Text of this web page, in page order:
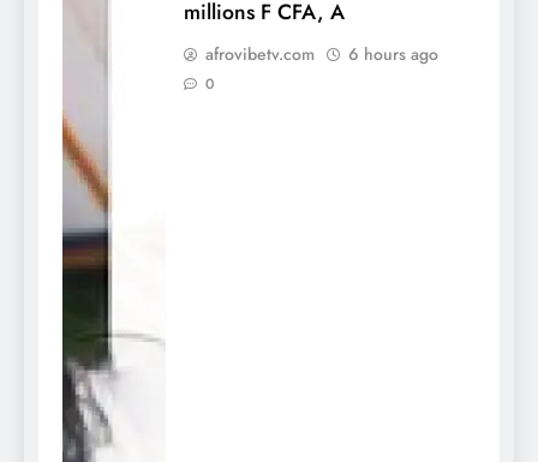
millions F CFA, A
afrovibetv.com 6 hours ago
0